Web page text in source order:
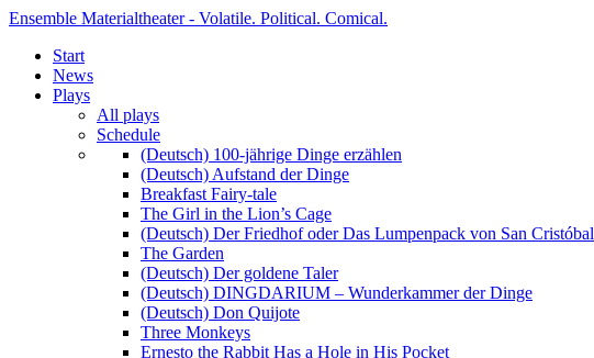
Ensemble Materialtheater - Volatile. Political. Comical.
Start
News
Plays
All plays
Schedule
(Deutsch) 100-jährige Dinge erzählen
(Deutsch) Aufstand der Dinge
Breakfast Fairy-tale
The Girl in the Lion’s Cage
(Deutsch) Der Friedhof oder Das Lumpenpack von San Cristóbal
The Garden
(Deutsch) Der goldene Taler
(Deutsch) DINGDARIUM – Wunderkammer der Dinge
(Deutsch) Don Quijote
Three Monkeys
Ernesto the Rabbit Has a Hole in His Pocket